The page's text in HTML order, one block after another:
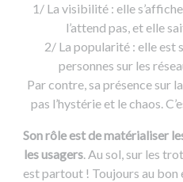
1/ La visibilité : elle
l’attend pas, et elle
2/ La popularité : elle est
personnes sur les
Par contre, sa présence sur
pas l’hystérie et le chaos.
Son rôle est de matérialiser
les usagers. Au sol, sur les
est partout ! Toujours au bon